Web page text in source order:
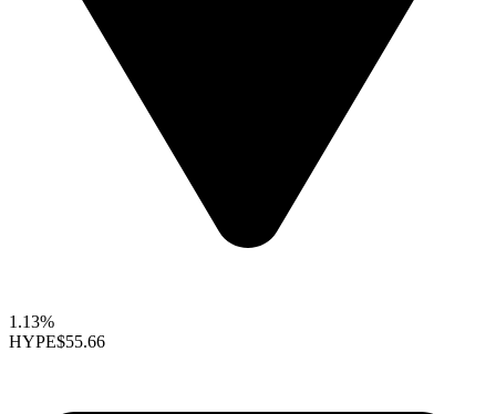
1.13%
HYPE$55.66